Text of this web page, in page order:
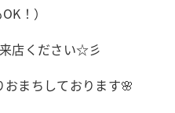
！）
店ください☆彡
まちしております🌸